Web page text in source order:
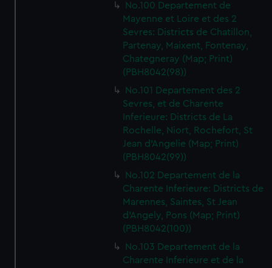
No.100 Departement de
Mayenne et Loire et des 2
Sevres: Districts de Chatillon,
Partenay, Maixent, Fontenay,
Chategneray (Map; Print)
(PBH8042(98))
No.101 Departement des 2
Sevres, et de Charente
Inferieure: Districts de La
Rochelle, Niort, Rochefort, St
Jean d'Angelie (Map; Print)
(PBH8042(99))
No.102 Departement de la
Charente Inferieure: Districts de
Marennes, Saintes, St Jean
d'Angely, Pons (Map; Print)
(PBH8042(100))
No.103 Departement de la
Charente Inferieure et de la